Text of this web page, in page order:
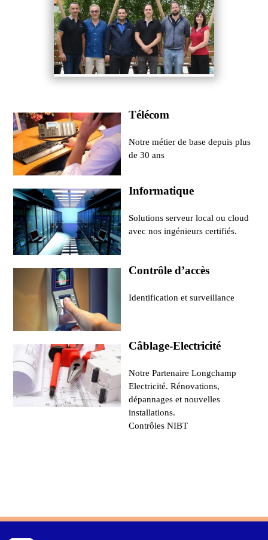
Télécom
Notre métier de base depuis plus
de 30 ans
Informatique
Solutions serveur local ou cloud
avec nos ingénieurs certifiés.
Contrôle d’accès
Identification et surveillance
Câblage-Electricité
Notre Partenaire Longchamp
Electricité. Rénovations,
dépannages et nouvelles
installations.
Contrôles NIBT